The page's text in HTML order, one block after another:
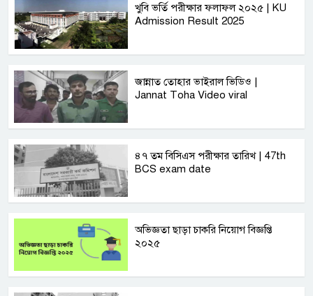
খুবি ভর্তি পরীক্ষার ফলাফল ২০২৫ | KU
Admission Result 2025
জান্নাত তোহার ভাইরাল ভিডিও |
Jannat Toha Video viral
৪৭ তম বিসিএস পরীক্ষার তারিখ | 47th
BCS exam date
অভিজ্ঞতা ছাড়া চাকরি নিয়োগ বিজ্ঞপ্তি
২০২৫